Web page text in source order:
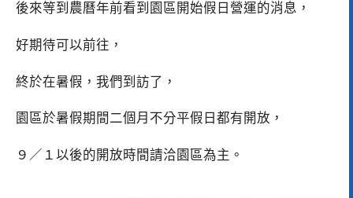
後來等到農曆年前看到園區開始假日營運的消息，
好期待可以前往，
終於在暑假，我們到訪了，
園區於暑假期間二個月不分平假日都有開放，
９／１以後的開放時間請洽園區為主。